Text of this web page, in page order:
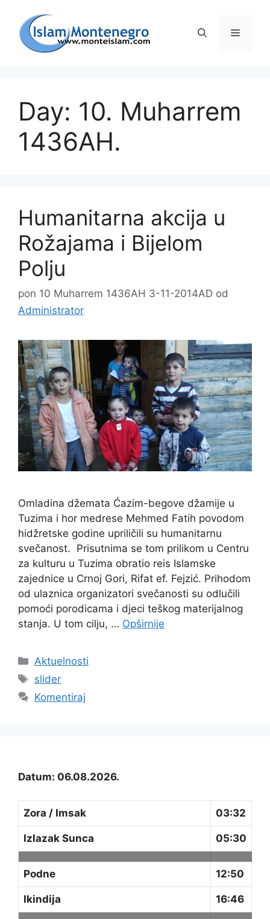
sadržaj
Day: 10. Muharrem
1436AH.
Humanitarna akcija u
Rožajama i Bijelom
Polju
pon 10 Muharrem 1436AH 3-11-2014AD od
Administrator
Omladina džemata Ćazim-begove džamije u
Tuzima i hor medrese Mehmed Fatih povodom
hidžretske godine upriličili su humanitarnu
svečanost. Prisutnima se tom prilikom u Centru
za kulturu u Tuzima obratio reis Islamske
zajednice u Crnoj Gori, Rifat ef. Fejzić. Prihodom
od ulaznica organizatori svečanosti su odlučili
pomoći porodicama i djeci teškog materijalnog
stanja. U tom cilju, … Opširnije
Kategorije
Aktuelnosti
Oznake
slider
Komentiraj
Datum: 06.08.2026.
Zora / Imsak 03:32
Izlazak Sunca 05:30
Podne 12:50
Ikindija 16:46